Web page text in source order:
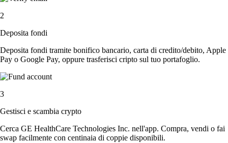
2
Deposita fondi
Deposita fondi tramite bonifico bancario, carta di credito/debito, Apple
Pay o Google Pay, oppure trasferisci cripto sul tuo portafoglio.
3
Gestisci e scambia crypto
Cerca GE HealthCare Technologies Inc. nell'app. Compra, vendi o fai
swap facilmente con centinaia di coppie disponibili.